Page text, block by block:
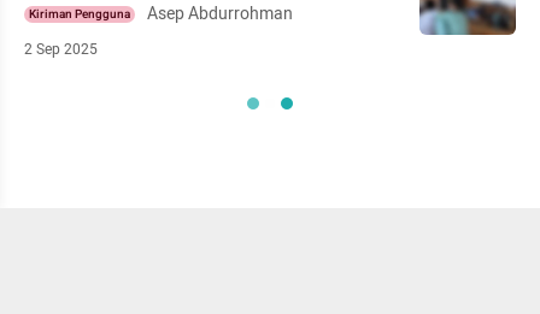
Kiriman Pengguna Asep Abdurrohman
2 Sep 2025